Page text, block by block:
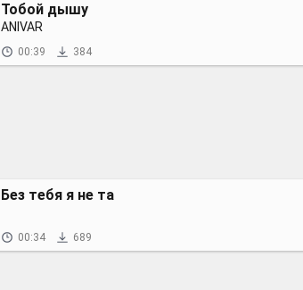
Тобой дышу
ANIVAR
00:39 384
Без тебя я не та
00:34 689